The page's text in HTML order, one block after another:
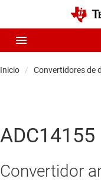
Inicio Convertidores de
ADC14155
Convertidor